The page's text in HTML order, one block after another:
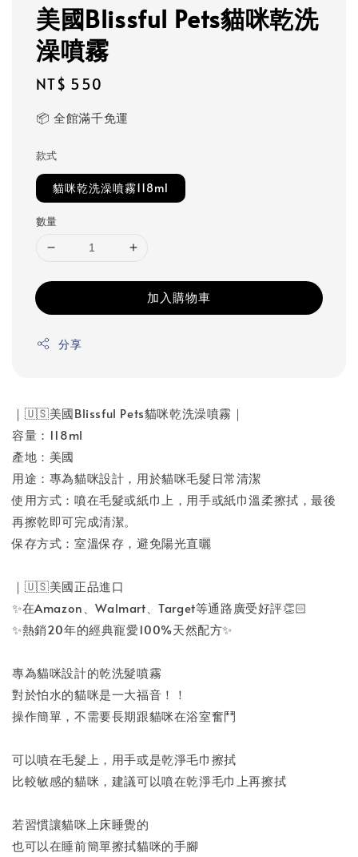
美國Blissful Pets貓咪乾洗
澡噴霧
Regular
NT$ 550
📦 全館滿千免運
款式
貓咪乾洗澡噴霧118ml
數量
加入購物車
分享
｜🇺🇸美國Blissful Pets貓咪乾洗澡噴霧｜
容量：118ml
產地：美國
用途：專為貓咪設計，用於貓咪毛髮日常清潔
使用方式：噴在毛髮或紙巾上，用手或紙巾溫柔擦拭，最後
再擦乾即可完成清潔。
保存方式：室溫保存，避免陽光直曬
｜🇺🇸美國正品進口
✨在Amazon、Walmart、Target等通路廣受好評👏🏻
✨熱銷20年的經典寵愛100%天然配方✨
專為貓咪設計的乾洗髮噴霧
對於怕水的貓咪是一大福音！！
操作簡單，不需要長期跟貓咪在浴室奮鬥
可以噴在毛髮上，用手或是乾淨毛巾擦拭
比較敏感的貓咪，建議可以噴在乾淨毛巾上再擦拭
若習慣讓貓咪上床睡覺的
也可以在睡前簡單擦拭貓咪的手腳